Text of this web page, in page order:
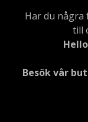
Har du några
till
Besök vår